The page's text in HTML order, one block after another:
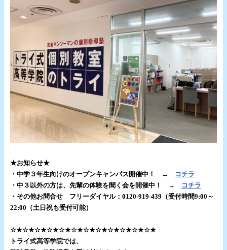
★お知らせ★
・中学３年生向けのオープンキャンパス開催中！ →
コチラ
・中３以外の方は、先輩の体験を聞く会を開催中！ →
コチラ
・その他お問合せ フリーダイヤル：0120-919-439（受付時間9:00～
22:00（土日祝も受付可能）
☆★☆★☆★☆★☆★☆★☆★☆★☆★☆★☆★☆★
トライ式高等学院では、